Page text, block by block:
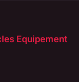
Equipement